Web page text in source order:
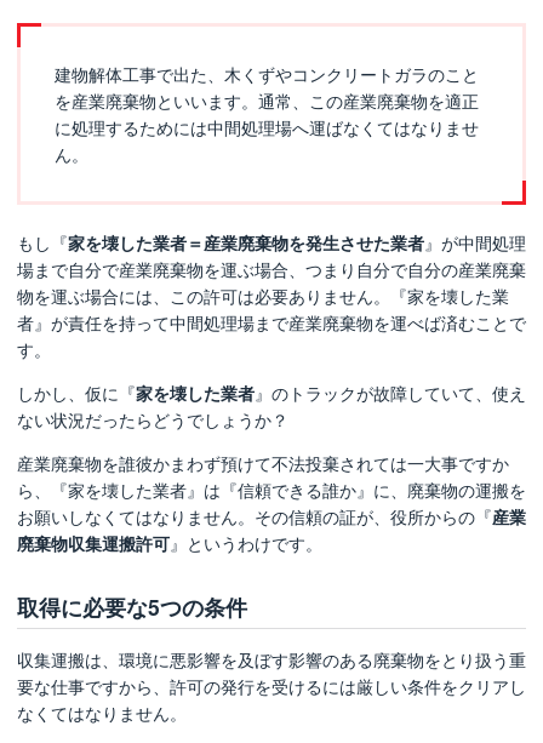
建物解体工事で出た、木くずやコンクリートガラのこと
を産業廃棄物といいます。通常、この産業廃棄物を適正
に処理するためには中間処理場へ運ばなくてはなりませ
ん。
もし『家を壊した業者＝産業廃棄物を発生させた業者』が中間処理
場まで自分で産業廃棄物を運ぶ場合、つまり自分で自分の産業廃棄
物を運ぶ場合には、この許可は必要ありません。『家を壊した業
者』が責任を持って中間処理場まで産業廃棄物を運べば済むことで
す。
しかし、仮に『家を壊した業者』のトラックが故障していて、使え
ない状況だったらどうでしょうか？
産業廃棄物を誰彼かまわず預けて不法投棄されては一大事ですか
ら、『家を壊した業者』は『信頼できる誰か』に、廃棄物の運搬を
お願いしなくてはなりません。その信頼の証が、役所からの『産業
廃棄物収集運搬許可』というわけです。
取得に必要な5つの条件
収集運搬は、環境に悪影響を及ぼす影響のある廃棄物をとり扱う重
要な仕事ですから、許可の発行を受けるには厳しい条件をクリアし
なくてはなりません。